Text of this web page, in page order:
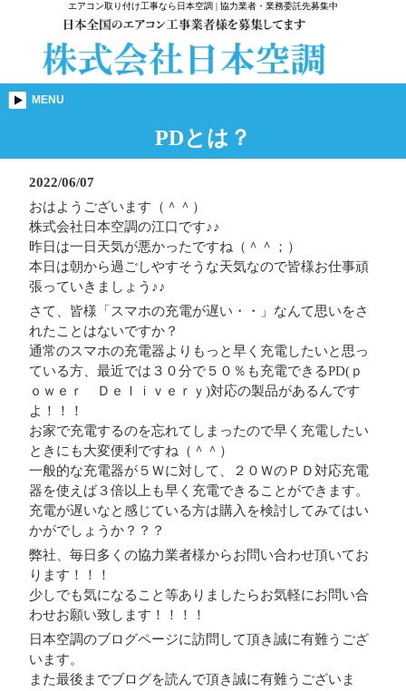
エアコン取り付け工事なら日本空調 | 協力業者・業務委託先募集中
MENU
PDとは？
2022/06/07
おはようございます（＾＾）
株式会社日本空調の江口です♪♪
昨日は一日天気が悪かったですね（＾＾；）
本日は朝から過ごしやすそうな天気なので皆様お仕事頑
張っていきましょう♪♪
さて、皆様「スマホの充電が遅い・・」なんて思いをさ
れたことはないですか？
通常のスマホの充電器よりもっと早く充電したいと思っ
ている方、最近では３０分で５０％も充電できるPD(ｐ
ｏｗｅｒ Ｄｅｌｉｖｅｒｙ)対応の製品があるんです
よ！！！
お家で充電するのを忘れてしまったので早く充電したい
ときにも大変便利ですね（＾＾）
一般的な充電器が５Ｗに対して、２０ＷのＰＤ対応充電
器を使えば３倍以上も早く充電できることができます。
充電が遅いなと感じている方は購入を検討してみてはい
かがでしょうか？？？
弊社、毎日多くの協力業者様からお問い合わせ頂いてお
ります！！！
少しでも気になること等ありましたらお気軽にお問い合
わせお願い致します！！！！
日本空調のブログページに訪問して頂き誠に有難うござ
います。
また最後までブログを読んで頂き誠に有難うございま